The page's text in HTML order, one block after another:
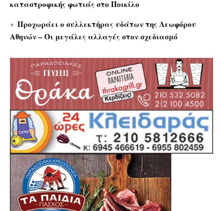
καταστροφικής φωτιάς στο Ποικίλο
Προχωράει ο συλλεκτήρας υδάτων της Λεωφόρου
Αθηνών – Οι μεγάλες αλλαγές στον σχεδιασμό